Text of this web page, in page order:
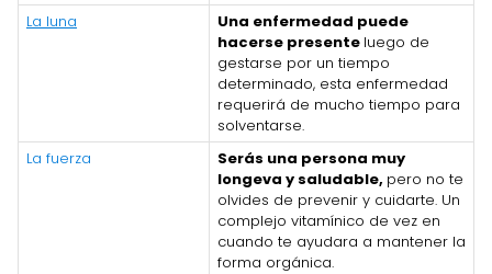
La luna
Una enfermedad puede
hacerse presente luego de
gestarse por un tiempo
determinado, esta enfermedad
requerirá de mucho tiempo para
solventarse.
La fuerza
Serás una persona muy
longeva y saludable, pero no te
olvides de prevenir y cuidarte. Un
complejo vitamínico de vez en
cuando te ayudara a mantener la
forma orgánica.